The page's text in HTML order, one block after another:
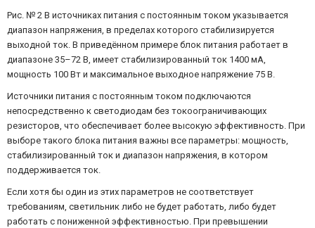
Рис. № 2 В источниках питания с постоянным током указывается
диапазон напряжения, в пределах которого стабилизируется
выходной ток. В приведённом примере блок питания работает в
диапазоне 35–72 В, имеет стабилизированный ток 1400 мА,
мощность 100 Вт и максимальное выходное напряжение 75 В.
Источники питания с постоянным током подключаются
непосредственно к светодиодам без токоограничивающих
резисторов, что обеспечивает более высокую эффективность. При
выборе такого блока питания важны все параметры: мощность,
стабилизированный ток и диапазон напряжения, в котором
поддерживается ток.
Если хотя бы один из этих параметров не соответствует
требованиям, светильник либо не будет работать, либо будет
работать с пониженной эффективностью. При превышении